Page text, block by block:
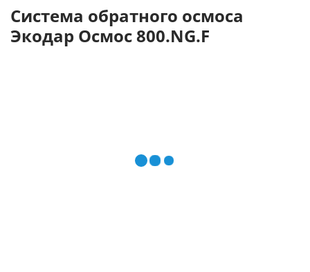
Система обратного осмоса
Экодар Осмос 800.NG.F